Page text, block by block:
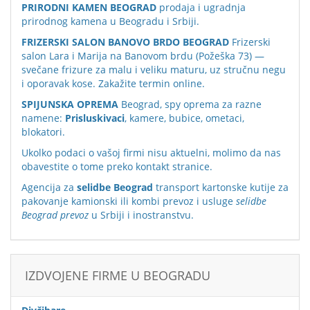
PRIRODNI KAMEN BEOGRAD prodaja i ugradnja
prirodnog kamena u Beogradu i Srbiji.
FRIZERSKI SALON BANOVO BRDO BEOGRAD Frizerski
salon Lara i Marija na Banovom brdu (Požeška 73) —
svečane frizure za malu i veliku maturu, uz stručnu negu
i oporavak kose. Zakažite termin online.
SPIJUNSKA OPREMA Beograd, spy oprema za razne
namene: Prisluskivaci, kamere, bubice, ometaci,
blokatori.
Ukolko podaci o vašoj firmi nisu aktuelni, molimo da nas
obavestite o tome preko kontakt stranice.
Agencija za selidbe Beograd transport kartonske kutije za
pakovanje kamionski ili kombi prevoz i usluge selidbe
Beograd prevoz u Srbiji i inostranstvu.
IZDVOJENE FIRME U BEOGRADU